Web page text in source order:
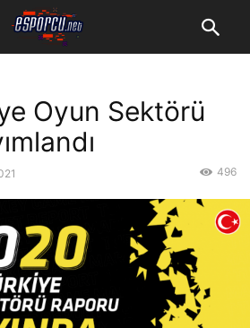
Oyun Sektörü
496